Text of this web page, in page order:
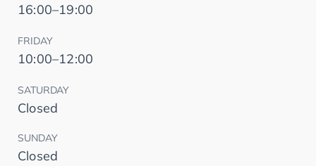
16:00–19:00
FRIDAY
10:00–12:00
SATURDAY
Closed
SUNDAY
Closed